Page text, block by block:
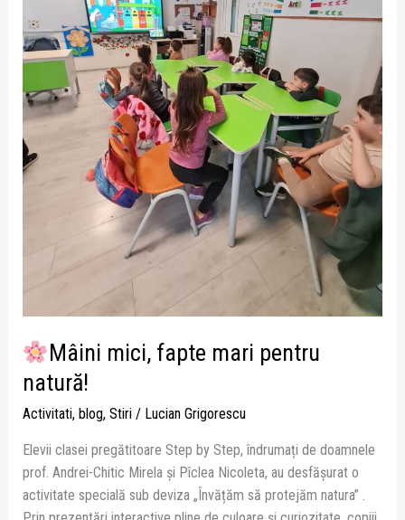
Mâini mici, fapte mari pentru
natură!
Activitati, blog, Stiri/ Lucian Grigorescu
Elevii clasei pregătitoare Step by Step, îndrumați de doamnele
prof. Andrei-Chitic Mirela și Pîclea Nicoleta, au desfășurat o
activitate specială sub deviza „Învățăm să protejăm natura” .